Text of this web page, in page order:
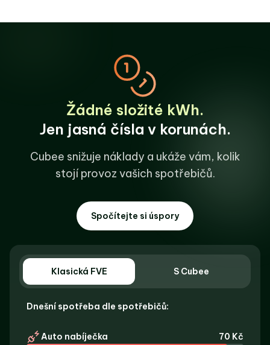
Žádné složité kWh.
Jen jasná čísla v korunách.
Cubee snižuje náklady a ukáže vám, kolik
stojí provoz vašich spotřebičů.
Spočítejte si úspory
Klasická FVE S Cubee
Dnešní spotřeba dle spotřebičů:
Auto nabíječka 70 Kč